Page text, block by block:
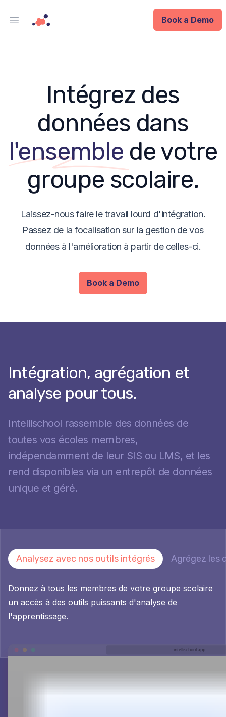
Open main menu
Book a Demo
Enterprise
Integrations
Company
Blog
Intégrez des
données dans
l'ensemble de votre
groupe scolaire.
Laissez-nous faire le travail lourd d'intégration.
Passez de la focalisation sur la gestion de vos
données à l'amélioration à partir de celles-ci.
Book a Demo
Intégration, agrégation et
analyse pour tous.
Intellischool rassemble des données de
toutes vos écoles membres,
indépendamment de leur SIS ou LMS, et les
rend disponibles via un entrepôt de données
unique et géré.
Analysez avec nos outils intégrés Agrégez les
Donnez à tous les membres de votre groupe scolaire
un accès à des outils puissants d'analyse de
l'apprentissage.
intellischool.app